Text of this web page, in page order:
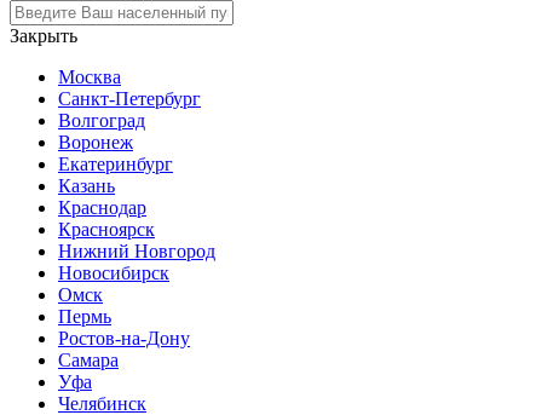
Закрыть
Москва
Санкт-Петербург
Волгоград
Воронеж
Екатеринбург
Казань
Краснодар
Красноярск
Нижний Новгород
Новосибирск
Омск
Пермь
Ростов-на-Дону
Самара
Уфа
Челябинск